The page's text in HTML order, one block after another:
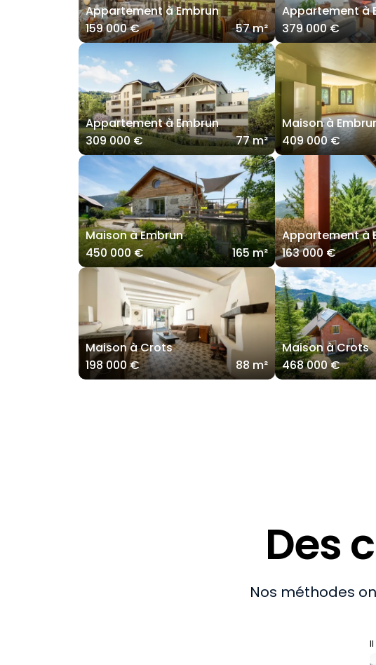
Appartement à Embrun
159 000 €
57 m²
Appartement à
379 000 €
Appartement à Embrun
309 000 €
77 m²
Maison à
409 000 €
Maison à Embrun
450 000 €
165 m²
Appartement à
163 000 €
Maison à Crots
198 000 €
88 m²
Maison à Crots
468 000 €
Des
Nos méthodes